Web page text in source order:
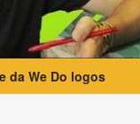
da We Do logos